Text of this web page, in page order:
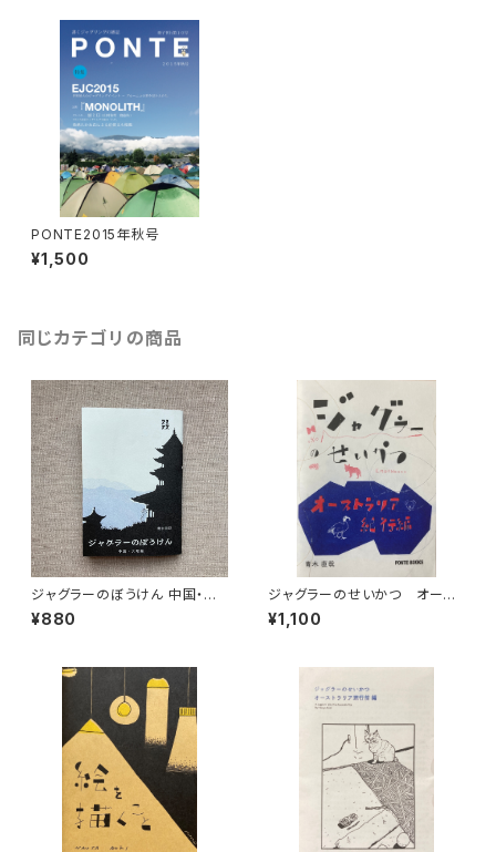
PONTE2015年秋号
¥1,500
同じカテゴリの商品
ジャグラーのぼうけん 中国・大
理編
¥880
ジャグラーのせいかつ オース
トラリア紀行編
¥1,100